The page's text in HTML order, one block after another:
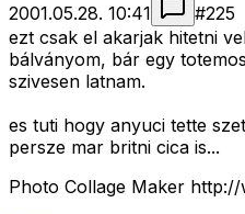
2001.05.28. 10:41 #225
ezt csak el akarjak hitetni
bálványom, bár egy
szivesen latnam.
es tuti hogy anyuci tette
persze mar britni cica is...
Photo Collage Maker